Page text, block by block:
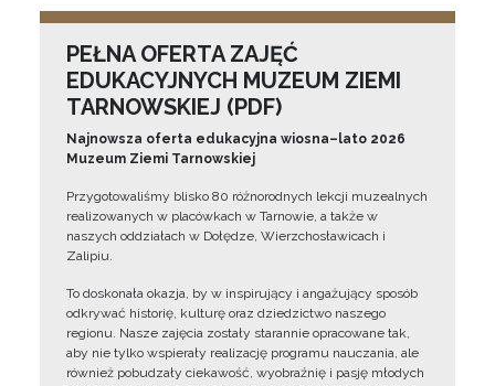
PEŁNA OFERTA ZAJĘĆ
EDUKACYJNYCH MUZEUM ZIEMI
TARNOWSKIEJ (PDF)
Najnowsza oferta edukacyjna wiosna–lato 2026
Muzeum Ziemi Tarnowskiej
Przygotowaliśmy blisko 80 różnorodnych lekcji muzealnych
realizowanych w placówkach w Tarnowie, a także w
naszych oddziałach w Dołędze, Wierzchosławicach i
Zalipiu.
To doskonała okazja, by w inspirujący i angażujący sposób
odkrywać historię, kulturę oraz dziedzictwo naszego
regionu. Nasze zajęcia zostały starannie opracowane tak,
aby nie tylko wspierały realizację programu nauczania, ale
również pobudzały ciekawość, wyobraźnię i pasję młodych